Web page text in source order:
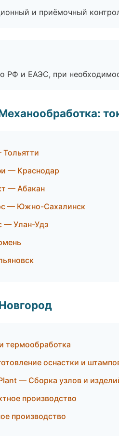
и приёмочный
РФ и ЕАЭС, при
— Краснодар
— Абакан
— Южно-Сахалинск
— Улан-Удэ
термообработка
оснастки и
— Сборка узлов и
производство
производство